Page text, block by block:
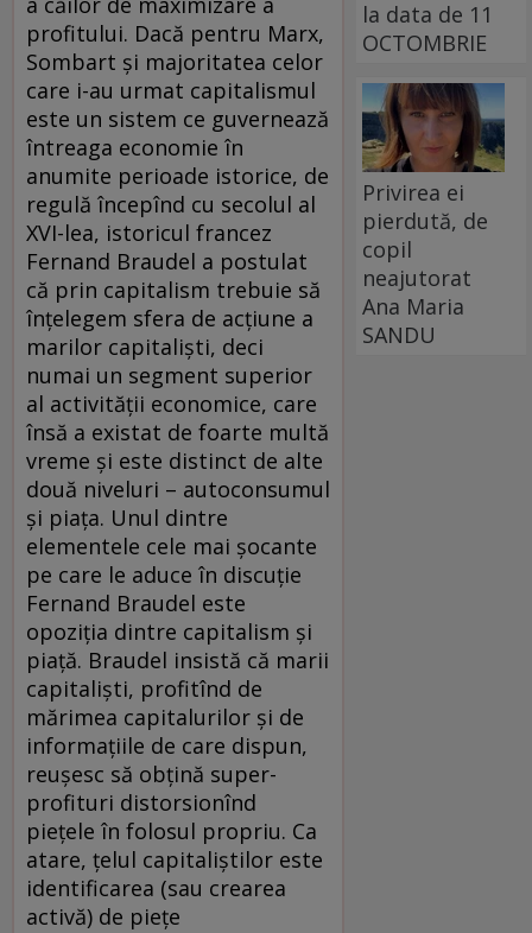
profitului. Dacă pentru Marx,
Sombart şi majoritatea celor
care i-au urmat capitalismul
este un sistem ce guvernează
întreaga economie în
anumite perioade istorice, de
regulă începînd cu secolul al
XVI-lea, istoricul francez
Fernand Braudel a postulat
că prin capitalism trebuie să
înţelegem sfera de acţiune a
marilor capitalişti, deci
numai un segment superior
al activităţii economice, care
însă a existat de foarte multă
vreme şi este distinct de alte
două niveluri – autoconsumul
şi piaţa. Unul dintre
elementele cele mai şocante
pe care le aduce în discuţie
Fernand Braudel este
opoziţia dintre capitalism şi
piaţă. Braudel insistă că marii
capitalişti, profitînd de
mărimea capitalurilor şi de
informaţiile de care dispun,
reuşesc să obţină super-
profituri distorsionînd
pieţele în folosul propriu. Ca
atare, ţelul capitaliştilor este
identificarea (sau crearea
activă) de pieţe
la data de 11
OCTOMBRIE
Privirea ei
pierdută, de
copil
neajutorat
Ana Maria
SANDU